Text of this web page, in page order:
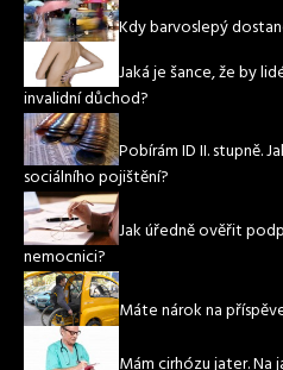
Kdy barvoslepý
Jaká je šance, že by
invalidní důchod?
Pobírám ID II. stupně.
sociálního pojištění?
Jak úředně ověřit
nemocnici?
Máte nárok na